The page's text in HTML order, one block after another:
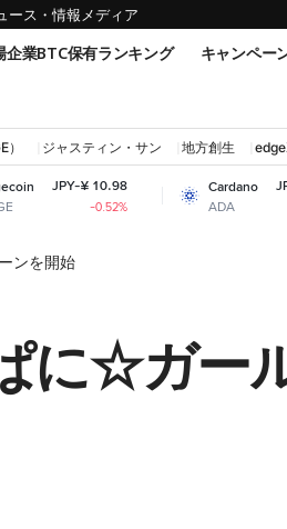
ース・情報メディア
企業BTC保有ランキング キャンペー
ジャスティン・サン 地方創生
Cardano
ADA
JPY-¥ 32.06
+7.12%
ンを開始
に☆ガー